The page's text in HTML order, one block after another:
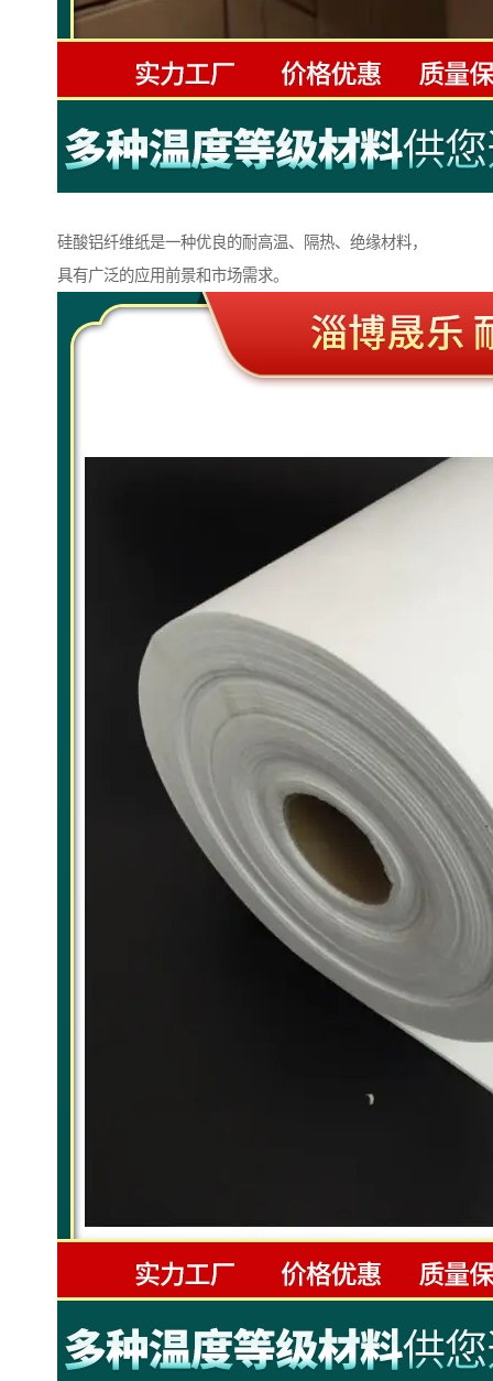
硅酸铝纤维纸是一种优良的耐高温、隔热、绝缘材料，
具有广泛的应用前景和市场需求。